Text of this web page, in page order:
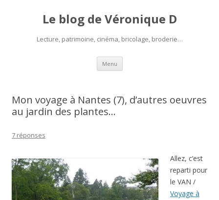
Le blog de Véronique D
Lecture, patrimoine, cinéma, bricolage, broderie…
Menu Aller
contenu
Mon voyage à Nantes (7), d’autres oeuvres
au jardin des plantes…
7 réponses
Allez, c’est
reparti pour
le VAN /
Voyage à